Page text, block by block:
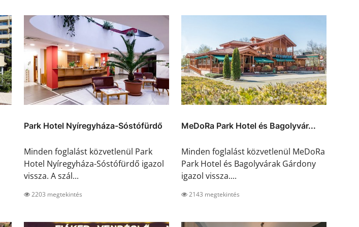
Park Hotel Nyíregyháza-Sóstófürdő
Minden foglalást közvetlenül Park
Hotel Nyíregyháza-Sóstófürdő igazol
vissza. A szál...
2203 megtekintés
MeDoRa Park Hotel és Bagolyvár...
Minden foglalást közvetlenül MeDoRa
Park Hotel és Bagolyvárak Gárdony
igazol vissza....
2143 megtekintés